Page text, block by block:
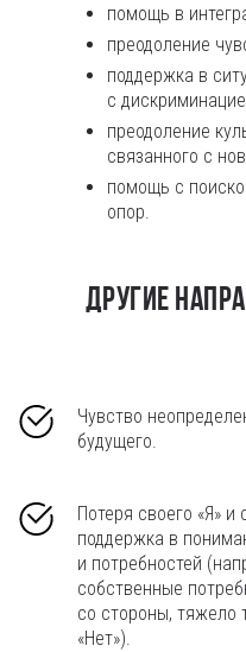
помощь в
преодоление
поддержка в
с
преодоление
связанного с
помощь с
опор.
Другие
Чувство
будущего.
Потеря своего «Я»
поддержка в
и потребностей
собственные
со стороны, тяжело
«Нет»).